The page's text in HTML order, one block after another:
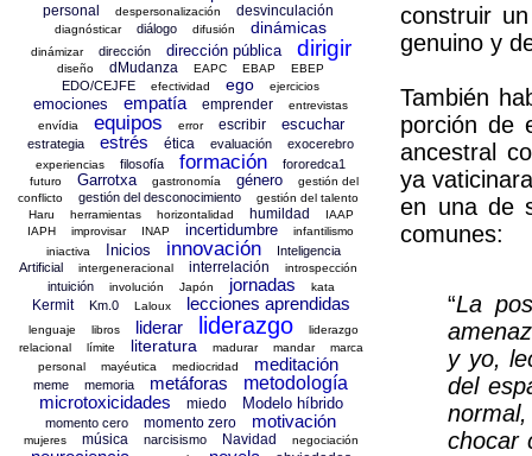
construir
genuino y
También
porción de
ancestral
ya
en una de
comunes:
“La
y yo,
del
chocar
personal
despersonalización desvinculación
diagnósticar diálogo difusión dinámicas
dinámizar dirección dirección pública dirigir
diseño dMudanza EAPC EBAP EBEP
EDO/CEJFE efectividad ego ejercicios
emociones empatía emprender
entrevistas
envídia
equipos error escribir escuchar
estrategia estrés ética evaluación exocerebro
experiencias filosofía formación fororedca1
futuro Garrotxa gastronomía género
gestión del
conflicto
gestión del desconocimiento
gestión del talento
Haru
herramientas horizontalidad humildad
IAAP
IAPH
improvisar INAP incertidumbre
infantilismo
iniactiva
Inicios innovación
Inteligencia
Artificial
intergeneracional interrelación introspección
intuición involución Japón jornadas kata
Kermit Km.0 Laloux lecciones aprendidas
lenguaje libros liderar liderazgo
liderazgo
relacional
límite literatura madurar mandar
marca
personal
mayéutica mediocridad meditación
meme memoria metáforas
metodología
microtoxicidades
miedo Modelo híbrido
momento cero momento zero motivación
mujeres música narcisismo Navidad negociación